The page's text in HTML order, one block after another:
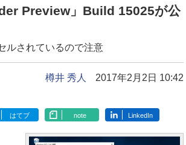
Preview」Build 15025が公
ルされているので注意
樽井 秀人 2017年2月2日 10:42
はてブ note LinkedIn